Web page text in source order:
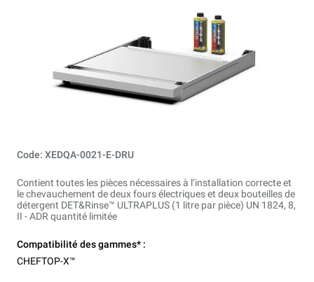
Code: XEDQA-0021-E-DRU
Contient toutes les pièces nécessaires à l’installation correcte et
le chevauchement de deux fours électriques et deux bouteilles de
détergent DET&Rinse™ ULTRAPLUS (1 litre par pièce) UN 1824, 8,
II - ADR quantité limitée
Compatibilité des gammes* :
CHEFTOP-X™